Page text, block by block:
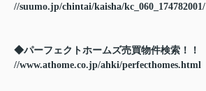
//suumo.jp/chintai/kaisha/kc_060_174782001/
◆パーフェクトホームズ売買物件検索！！
//www.athome.co.jp/ahki/perfecthomes.html